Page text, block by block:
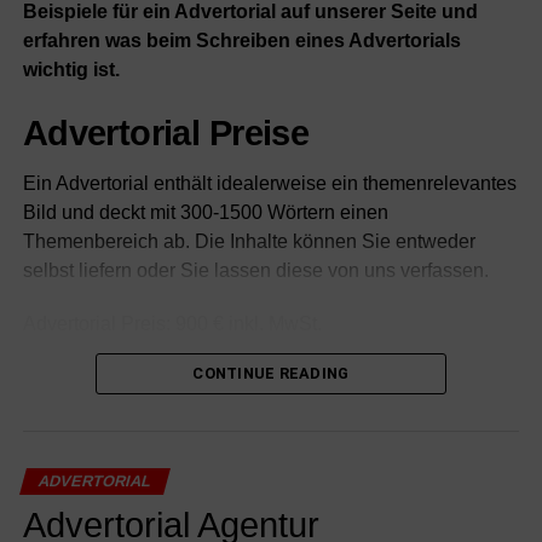
Beispiele für ein Advertorial auf unserer Seite und
erfahren was beim Schreiben eines Advertorials
wichtig ist.
Advertorial Preise
Ein Advertorial enthält idealerweise ein themenrelevantes
Bild und deckt mit 300-1500 Wörtern einen
Themenbereich ab. Die Inhalte können Sie entweder
selbst liefern oder Sie lassen diese von uns verfassen.
Texterstellung durch uns bis 300 Wörter: 200 € inkl. MwSt.
Das erreichen Sie mit einem
CONTINUE READING
ADVERTORIAL
Advertorial Agentur